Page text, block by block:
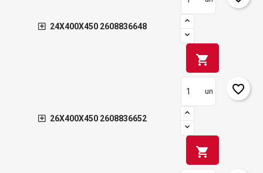
24X400X450 2608836648
shopping_cart
26X400X450 2608836652
un
shopping_cart
favorite_border